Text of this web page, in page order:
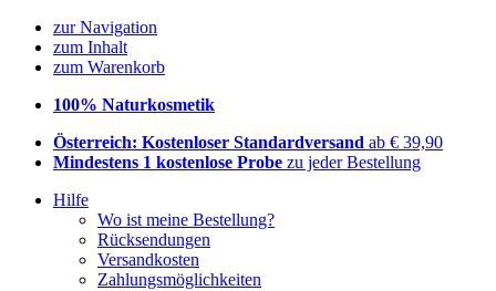
zur Navigation
zum Inhalt
zum Warenkorb
100% Naturkosmetik
Österreich: Kostenloser Standardversand ab € 39,90
Mindestens 1 kostenlose Probe zu jeder Bestellung
Hilfe
Wo ist meine Bestellung?
Rücksendungen
Versandkosten
Zahlungsmöglichkeiten